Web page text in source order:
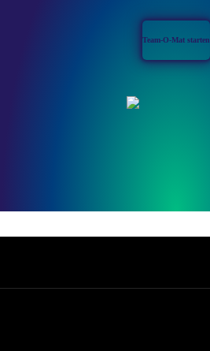
Team-O-Mat starten